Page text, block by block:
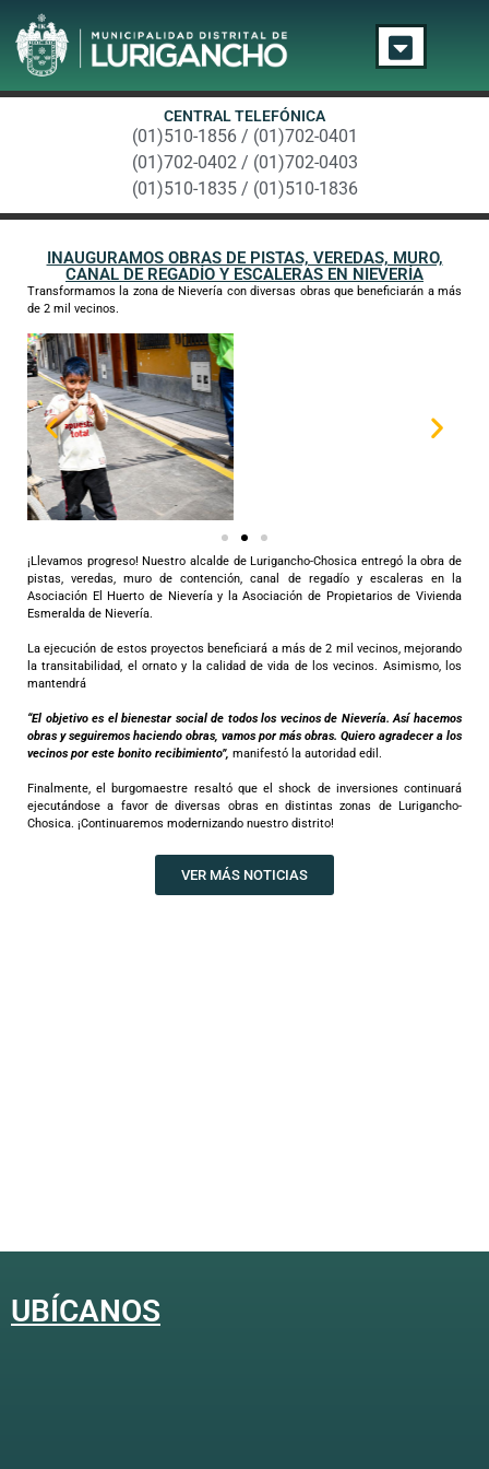
CENTRAL TELEFÓNICA
(01)510-1856 / (01)702-0401
(01)702-0402 / (01)702-0403
(01)510-1835 / (01)510-1836
INAUGURAMOS OBRAS DE PISTAS, VEREDAS, MURO,
CANAL DE REGADÍO Y ESCALERAS EN NIEVERÍA
Transformamos la zona de Nievería con diversas obras que beneficiarán a más
de 2 mil vecinos.
¡Llevamos progreso! Nuestro alcalde de Lurigancho-Chosica entregó la obra de
pistas, veredas, muro de contención, canal de regadío y escaleras en la
Asociación El Huerto de Nievería y la Asociación de Propietarios de Vivienda
Esmeralda de Nievería.
La ejecución de estos proyectos beneficiará a más de 2 mil vecinos, mejorando
la transitabilidad, el ornato y la calidad de vida de los vecinos. Asimismo, los
mantendrá
“El objetivo es el bienestar social de todos los vecinos de Nievería. Así hacemos
obras y seguiremos haciendo obras, vamos por más obras. Quiero agradecer a los
vecinos por este bonito recibimiento”, manifestó la autoridad edil.
Finalmente, el burgomaestre resaltó que el shock de inversiones continuará
ejecutándose a favor de diversas obras en distintas zonas de Lurigancho-
Chosica. ¡Continuaremos modernizando nuestro distrito!
VER MÁS NOTICIAS
UBÍCANOS